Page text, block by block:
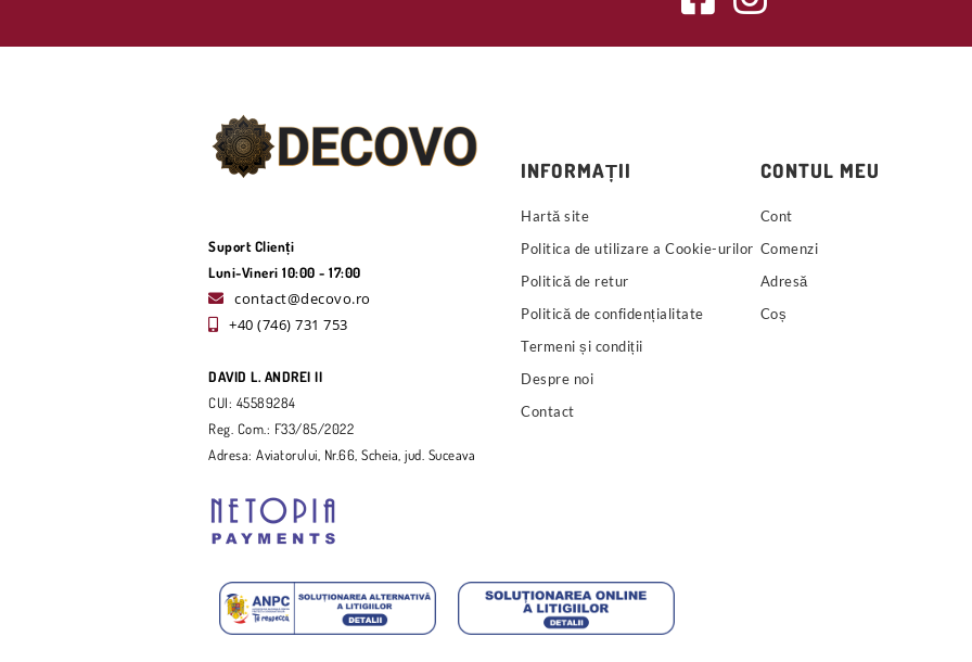
Suport Clienți
Luni-Vineri 10:00 - 17:00
contact@decovo.ro
+40 (746) 731 753
DAVID L. ANDREI II
CUI: 45589284
Reg. Com.: F33/85/2022
Adresa: Aviatorului, Nr.66, Scheia, jud. Suceava
INFORMAȚII
Hartă site
Politica de utilizare a Cookie-urilor
Politică de retur
Politică de confidențialitate
Termeni și condiții
Despre noi
Contact
CONTUL MEU
Cont
Comenzi
Adresă
Coș